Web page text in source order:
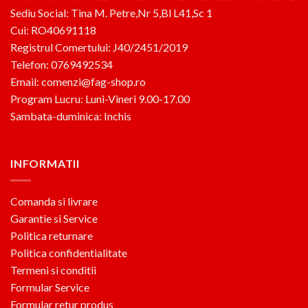
Sediu Social: Tina M. Petre,Nr 5,Bl L41,Sc 1
Cui: RO40691118
Registrul Comertului: J40/2451/2019
Telefon: 0769492534
Email: comenzi@fag-shop.ro
Program Lucru: Luni-Vineri 9.00-17.00
Sambata-duminica: Inchis
INFORMATII
Comanda si livrare
Garantie si Service
Politica returnare
Politica confidentialitate
Termeni si conditii
Formular Service
Formular retur produs